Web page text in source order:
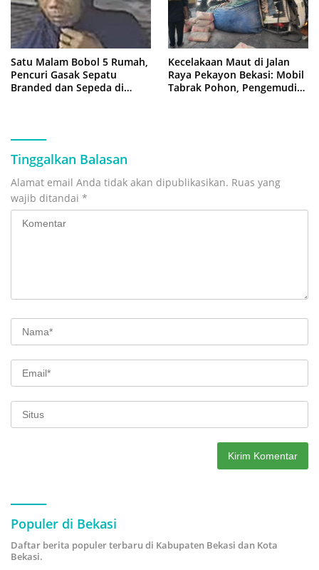
Satu Malam Bobol 5 Rumah,
Pencuri Gasak Sepatu
Branded dan Sepeda di
Kecelakaan Maut di Jalan
Raya Pekayon Bekasi: Mobil
Tabrak Pohon, Pengemudi
Tinggalkan Balasan
Alamat email Anda tidak akan dipublikasikan. Ruas yang
wajib ditandai *
Populer di Bekasi
Daftar berita populer terbaru di Kabupaten Bekasi dan Kota
Bekasi.